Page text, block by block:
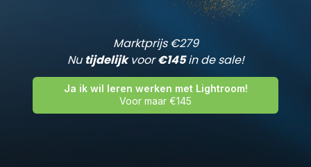
Marktprijs €279
Nu tijdelijkvoor€145in de sale!
Ja ik wil leren werken met Lightroom!
Voor maar €145